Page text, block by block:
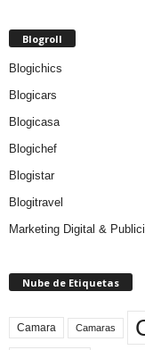
Blogroll
Blogichics
Blogicars
Blogicasa
Blogichef
Blogistar
Blogitravel
Marketing Digital &
Nube de Etiquetas
Camara Camaras